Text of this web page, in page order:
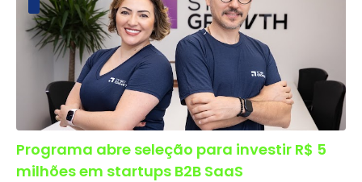
Programa abre seleção para investir R$ 5
milhões em startups B2B SaaS